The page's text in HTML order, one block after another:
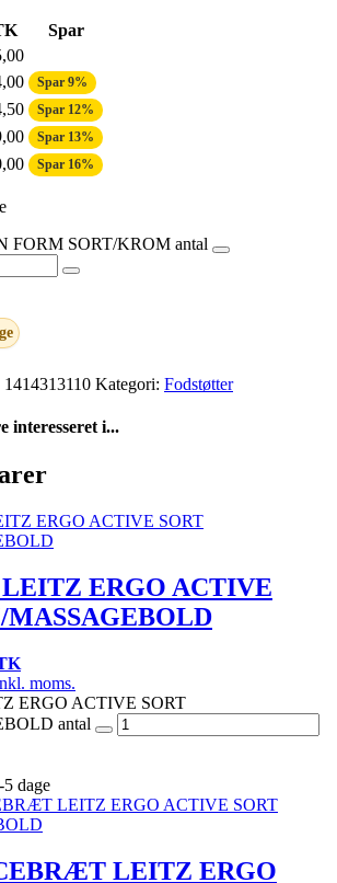
Spar
Spar 9%
Spar 12%
Spar 13%
Spar 16%
FORM SORT/KROM antal
1414313110 Kategori: Fodstøtter
interesseret i...
ERGO ACTIVE
MASSAGEBOLD
moms.
ERGO ACTIVE SORT
antal
dage
LEITZ ERGO